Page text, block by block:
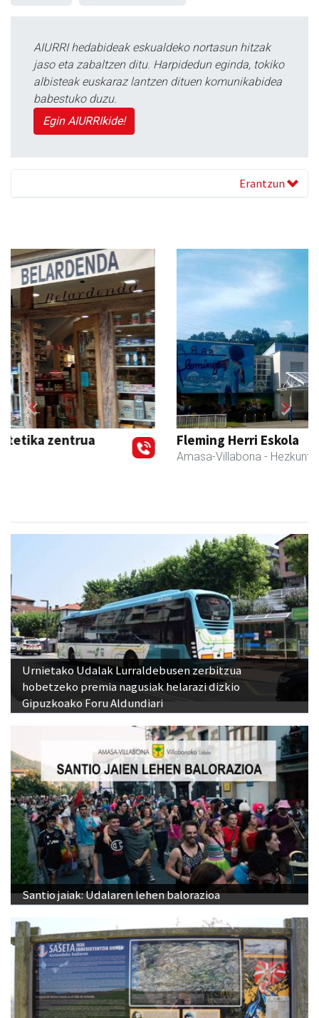
AIURRI hedabideak eskualdeko nortasun hitzak
jaso eta zabaltzen ditu. Harpidedun eginda, tokiko
albisteak euskaraz lantzen dituen komunikabidea
babestuko duzu.
Egin AIURRIkide!
Erantzun
Fleming Herri Eskola
- Hezkuntza
Previous Next
Urnietako Udalak Lurraldebusen zerbitzua
hobetzeko premia nagusiak helarazi dizkio
Gipuzkoako Foru Aldundiari
Santio jaiak: Udalaren lehen balorazioa